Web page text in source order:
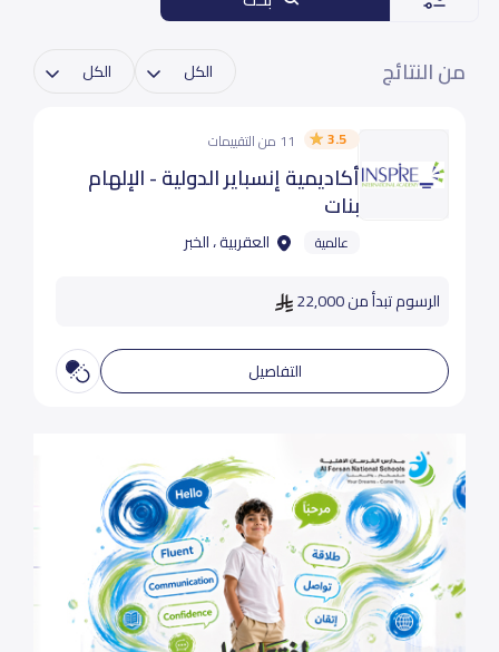
من النتائج
3.5 11 من التقييمات
أكاديمية إنسباير الدولية - الإلهام
بنات
عالمية العقربية ، الخبر
الرسوم تبدأ من 22,000
التفاصيل